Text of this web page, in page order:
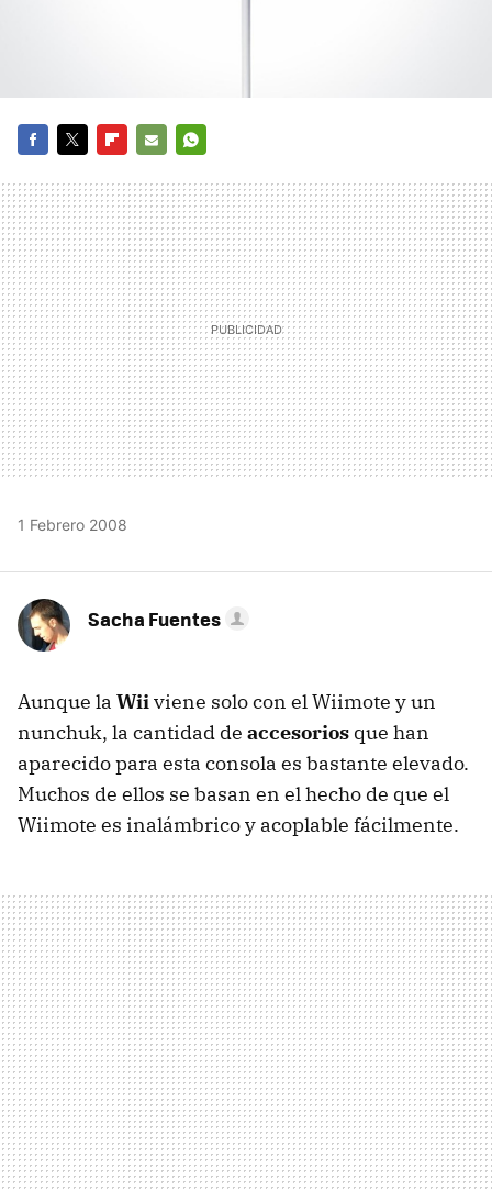
MAIL
1 Febrero 2008
Sacha Fuentes
Aunque la Wii viene solo con el Wiimote y un
nunchuk, la cantidad de accesorios que han
aparecido para esta consola es bastante elevado.
Muchos de ellos se basan en el hecho de que el
Wiimote es inalámbrico y acoplable fácilmente.